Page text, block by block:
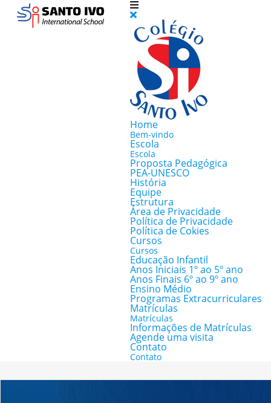
Home
Bem-vindo
Escola
Escola
Proposta Pedagógica
PEA-UNESCO
História
Equipe
Estrutura
Área de Privacidade
Política de Privacidade
Política de Cokies
Cursos
Cursos
Educação Infantil
Anos Iniciais 1º ao 5º ano
Anos Finais 6º ao 9º ano
Ensino Médio
Programas Extracurriculares
Matrículas
Matrículas
Informações de Matrículas
Agende uma visita
Contato
Contato